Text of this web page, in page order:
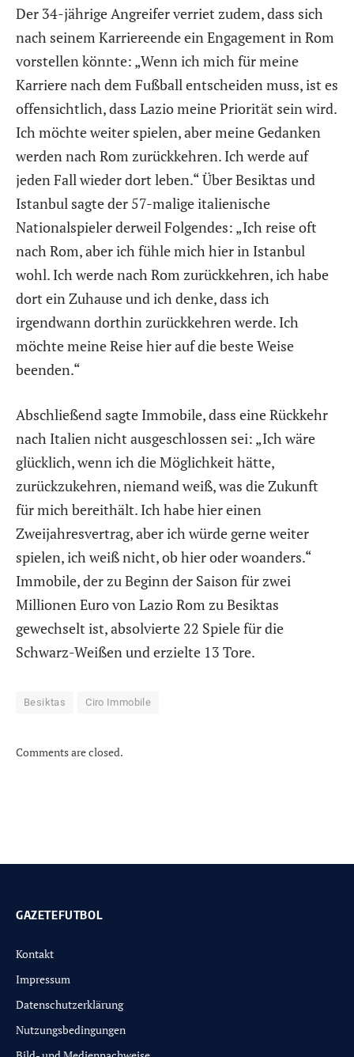
Der 34-jährige Angreifer verriet zudem, dass sich
nach seinem Karriereende ein Engagement in Rom
vorstellen könnte: „Wenn ich mich für meine
Karriere nach dem Fußball entscheiden muss, ist es
offensichtlich, dass Lazio meine Priorität sein wird.
Ich möchte weiter spielen, aber meine Gedanken
werden nach Rom zurückkehren. Ich werde auf
jeden Fall wieder dort leben.“ Über Besiktas und
Istanbul sagte der 57-malige italienische
Nationalspieler derweil Folgendes: „Ich reise oft
nach Rom, aber ich fühle mich hier in Istanbul
wohl. Ich werde nach Rom zurückkehren, ich habe
dort ein Zuhause und ich denke, dass ich
irgendwann dorthin zurückkehren werde. Ich
möchte meine Reise hier auf die beste Weise
beenden.“
Abschließend sagte Immobile, dass eine Rückkehr
nach Italien nicht ausgeschlossen sei: „Ich wäre
glücklich, wenn ich die Möglichkeit hätte,
zurückzukehren, niemand weiß, was die Zukunft
für mich bereithält. Ich habe hier einen
Zweijahresvertrag, aber ich würde gerne weiter
spielen, ich weiß nicht, ob hier oder woanders.“
Immobile, der zu Beginn der Saison für zwei
Millionen Euro von Lazio Rom zu Besiktas
gewechselt ist, absolvierte 22 Spiele für die
Schwarz-Weißen und erzielte 13 Tore.
Besiktas Ciro Immobile
Comments are closed.
GAZETEFUTBOL
Kontakt
Impressum
Datenschutzerklärung
Nutzungsbedingungen